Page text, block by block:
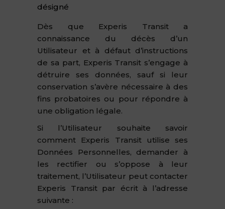
désigné
Dès que Experis Transit a
connaissance du décès d’un
Utilisateur et à défaut d’instructions
de sa part, Experis Transit s’engage à
détruire ses données, sauf si leur
conservation s’avère nécessaire à des
fins probatoires ou pour répondre à
une obligation légale.
Si l’Utilisateur souhaite savoir
comment Experis Transit utilise ses
Données Personnelles, demander à
les rectifier ou s’oppose à leur
traitement, l’Utilisateur peut contacter
Experis Transit par écrit à l’adresse
suivante :